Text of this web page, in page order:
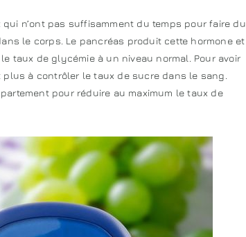
n’ont pas suffisamment du temps pour faire du
le corps. Le pancréas produit cette hormone et
taux de glycémie à un niveau normal. Pour avoir
à contrôler le taux de sucre dans le sang.
pour réduire au maximum le taux de